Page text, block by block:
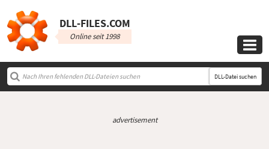
DLL‑FILES.COM
Online seit 1998

DLL-Datei suchen
advertisement